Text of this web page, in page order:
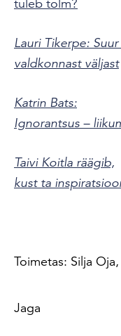
Lauri Tikerpe:
valdkonnast väljast
Katrin Bats:
Ignorantsus –
Taivi Koitla räägib,
kust ta
Toimetas: Silja Oja,
Jaga